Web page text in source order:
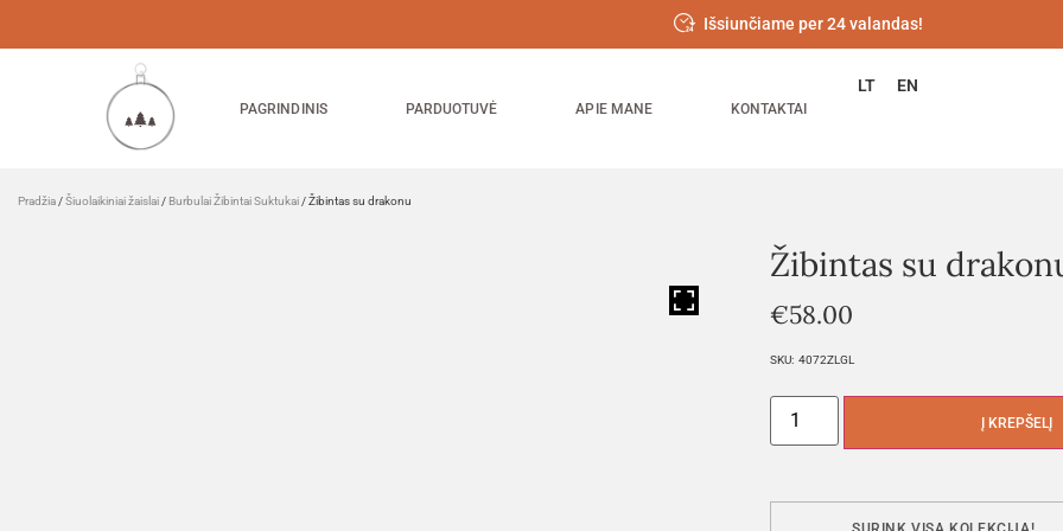
Išsiunčiame per 24 valandas!
PAGRINDINIS PARDUOTUVĖ APIE MANE KONTAKTAI
LT EN
Pradžia /Šiuolaikiniai žaislai / Burbulai Žibintai Suktukai / Žibintas su drakonu
Žibintas su
€58.00
SKU: 4072ZLGL
Į KREPŠELĮ